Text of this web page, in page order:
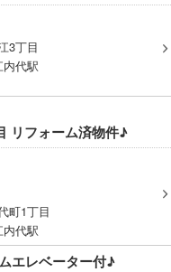
3丁目
内代駅
リフォーム済物件♪
町1丁目
内代駅
エレベーター付♪